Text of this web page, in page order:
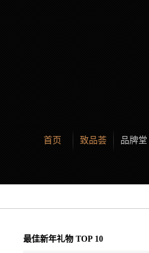
首页 致品荟 品牌堂
最佳新年礼物 TOP 10